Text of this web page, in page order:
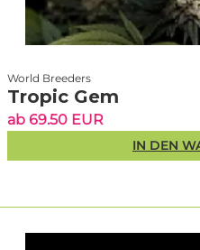
⚠️ Eher weniger
Grower, die überwiegend
Käufer, die möglichst
Sortiment.
World Breeders
Tropic Gem
ab 69.50 EUR
IN DEN